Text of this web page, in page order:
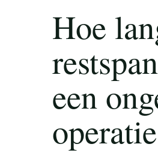
Hoe
een